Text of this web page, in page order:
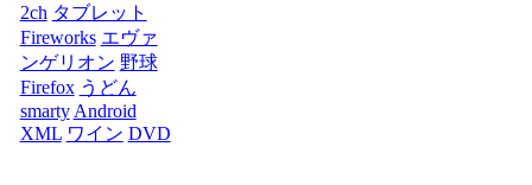
2ch タブレット
Fireworks エヴァ
ンゲリオン 野球
Firefox うどん
smarty Android
XML ワイン DVD